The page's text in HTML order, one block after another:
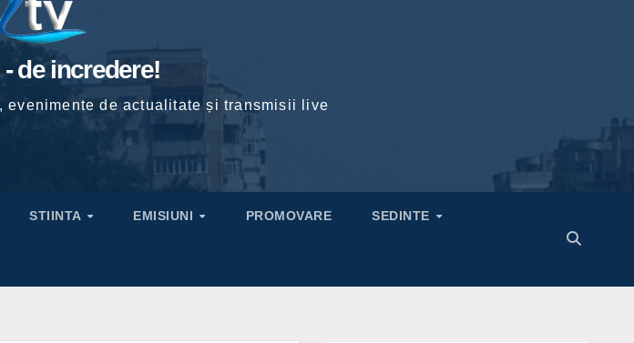
de incredere!
de actualitate și transmisii live
STIINTA EMISIUNI PROMOVARE SEDINTE